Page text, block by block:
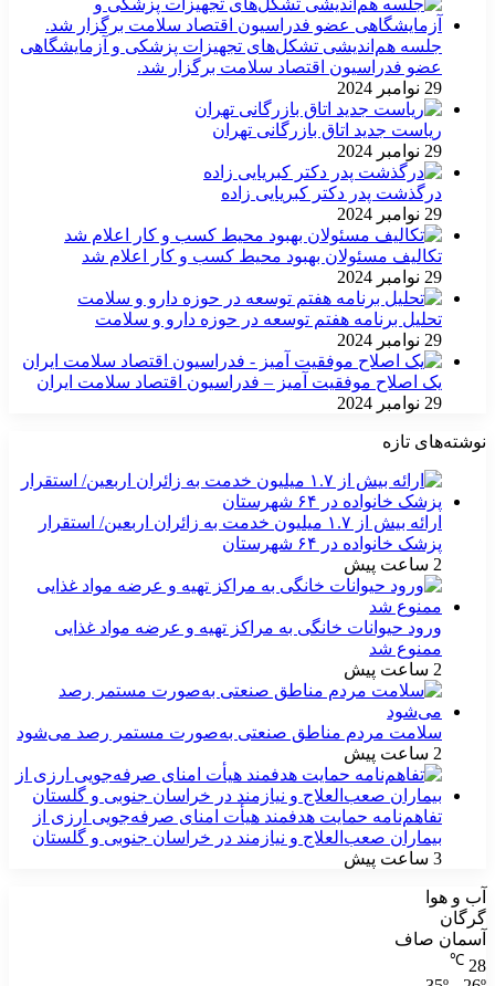
جلسه هم‌اندیشی تشکل‌های تجهیزات پزشکی و آزمایشگاهی
عضو فدراسیون اقتصاد سلامت برگزار شد.
29 نوامبر 2024
ریاست جدید اتاق بازرگانی تهران
29 نوامبر 2024
درگذشت پدر دکتر کبریایی زاده
29 نوامبر 2024
تکالیف مسئولان بهبود محیط کسب و کار اعلام شد
29 نوامبر 2024
تحلیل برنامه هفتم توسعه در حوزه دارو و سلامت
29 نوامبر 2024
یک اصلاح موفقیت آمیز – فدراسیون اقتصاد سلامت ایران
29 نوامبر 2024
نوشته‌های تازه
ارائه بیش از ۱.۷ میلیون خدمت به زائران اربعین/ استقرار
پزشک خانواده در ۶۴ شهرستان
2 ساعت پیش
ورود حیوانات خانگی به مراکز تهیه و عرضه مواد غذایی
ممنوع شد
2 ساعت پیش
سلامت مردم مناطق صنعتی به‌صورت مستمر رصد می‌شود
2 ساعت پیش
تفاهم‌نامه حمایت هدفمند هیأت امنای صرفه‌جویی ارزی از
بیماران صعب‌العلاج و نیازمند در خراسان جنوبی و گلستان
3 ساعت پیش
آب و هوا
گرگان
آسمان صاف
28
℃